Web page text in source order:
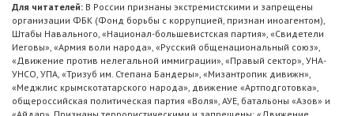
Для читателей: В России признаны экстремистскими и запрещены
организации ФБК (Фонд борьбы с коррупцией, признан иноагентом),
Штабы Навального, «Национал-большевистская партия», «Свидетели
Иеговы», «Армия воли народа», «Русский общенациональный союз»,
«Движение против нелегальной иммиграции», «Правый сектор», УНА-
УНСО, УПА, «Тризуб им. Степана Бандеры», «Мизантропик дивижн»,
«Меджлис крымскотатарского народа», движение «Артподготовка»,
общероссийская политическая партия «Воля», АУЕ, батальоны «Азов» и